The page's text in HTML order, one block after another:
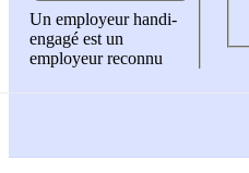
Un employeur handi-
engagé est un
employeur reconnu